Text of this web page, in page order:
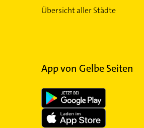
Übersicht aller Städte
App von Gelbe Seiten